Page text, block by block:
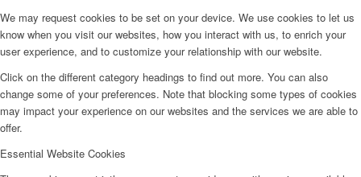
We may request cookies to be set on your device. We use cookies to let us
know when you visit our websites, how you interact with us, to enrich your
user experience, and to customize your relationship with our website.
Click on the different category headings to find out more. You can also
change some of your preferences. Note that blocking some types of cookies
may impact your experience on our websites and the services we are able to
offer.
Essential Website Cookies